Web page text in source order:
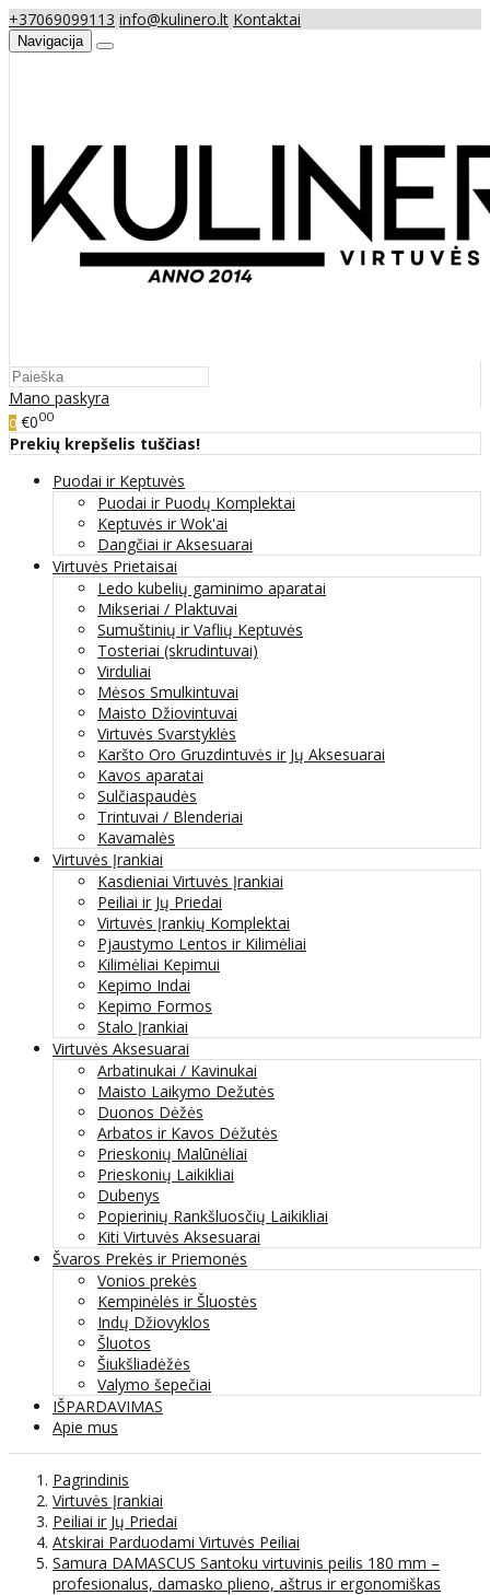
+37069099113 info@kulinero.lt Kontaktai
Navigacija
Mano paskyra
0 €000
Prekių krepšelis tuščias!
Puodai ir Keptuvės
Puodai ir Puodų Komplektai
Keptuvės ir Wok'ai
Dangčiai ir Aksesuarai
Virtuvės Prietaisai
Ledo kubelių gaminimo aparatai
Mikseriai / Plaktuvai
Sumuštinių ir Vaflių Keptuvės
Tosteriai (skrudintuvai)
Virduliai
Mėsos Smulkintuvai
Maisto Džiovintuvai
Virtuvės Svarstyklės
Karšto Oro Gruzdintuvės ir Jų Aksesuarai
Kavos aparatai
Sulčiaspaudės
Trintuvai / Blenderiai
Kavamalės
Virtuvės Įrankiai
Kasdieniai Virtuvės Įrankiai
Peiliai ir Jų Priedai
Virtuvės Įrankių Komplektai
Pjaustymo Lentos ir Kilimėliai
Kilimėliai Kepimui
Kepimo Indai
Kepimo Formos
Stalo Įrankiai
Virtuvės Aksesuarai
Arbatinukai / Kavinukai
Maisto Laikymo Dežutės
Duonos Dėžės
Arbatos ir Kavos Dėžutės
Prieskonių Malūnėliai
Prieskonių Laikikliai
Dubenys
Popierinių Rankšluosčių Laikikliai
Kiti Virtuvės Aksesuarai
Švaros Prekės ir Priemonės
Vonios prekės
Kempinėlės ir Šluostės
Indų Džiovyklos
Šluotos
Šiukšliadėžės
Valymo šepečiai
IŠPARDAVIMAS
Apie mus
Pagrindinis
Virtuvės Įrankiai
Peiliai ir Jų Priedai
Atskirai Parduodami Virtuvės Peiliai
Samura DAMASCUS Santoku virtuvinis peilis 180 mm –
profesionalus, damasko plieno, aštrus ir ergonomiškas